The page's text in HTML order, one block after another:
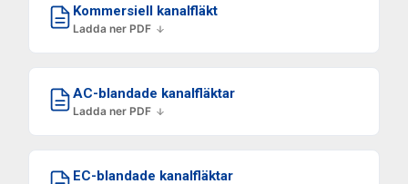
Kommersiell kanalfläkt
Ladda ner PDF
AC-blandade kanalfläktar
Ladda ner PDF
EC-blandade kanalfläktar